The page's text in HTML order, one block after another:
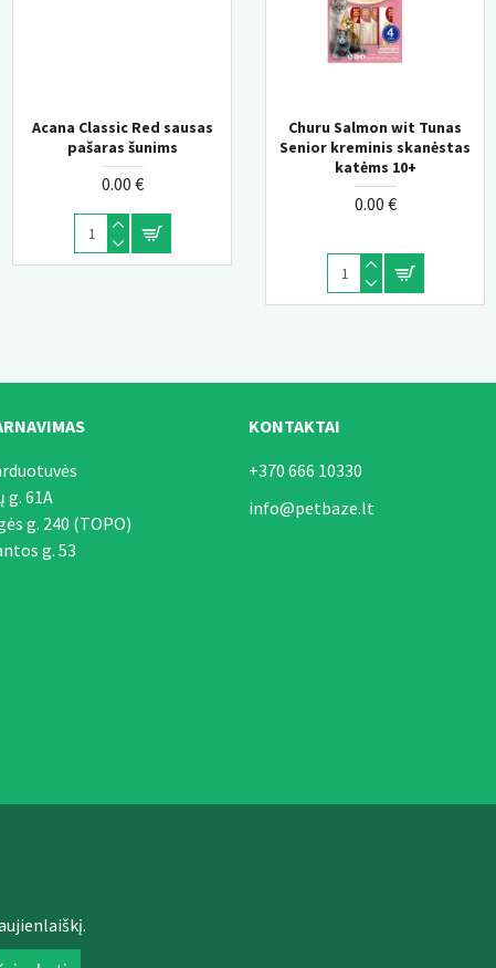
Acana Classic Red sausas
pašaras šunims
0.00 €
Calmatonin Paste Papildai
katėms kenčiančioms nuo
streso 30 ml
Churu Salmon wit Tunas
Senior kreminis skanėstas
katėms 10+
0.00 €
61A
g. 240 (TOPO)
g. 53
KONTAKTAI
+370 666 10330
info@petbaze.lt